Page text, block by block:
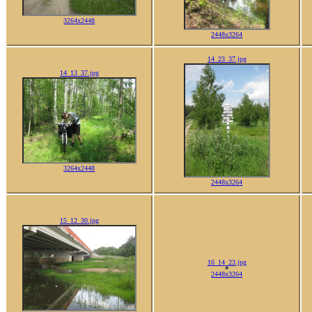
3264x2448
2448x3264
14_13_37.jpg
3264x2448
14_23_37.jpg
2448x3264
15_12_30.jpg